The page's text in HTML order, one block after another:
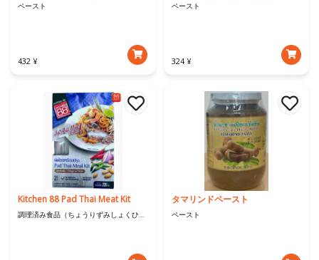
ペースト
432 ¥
ペースト
324 ¥
Kitchen 88 Pad Thai Meat Kit
調理済み食品（ちょうりずみしょくひん）
タマリンドペースト
ペースト